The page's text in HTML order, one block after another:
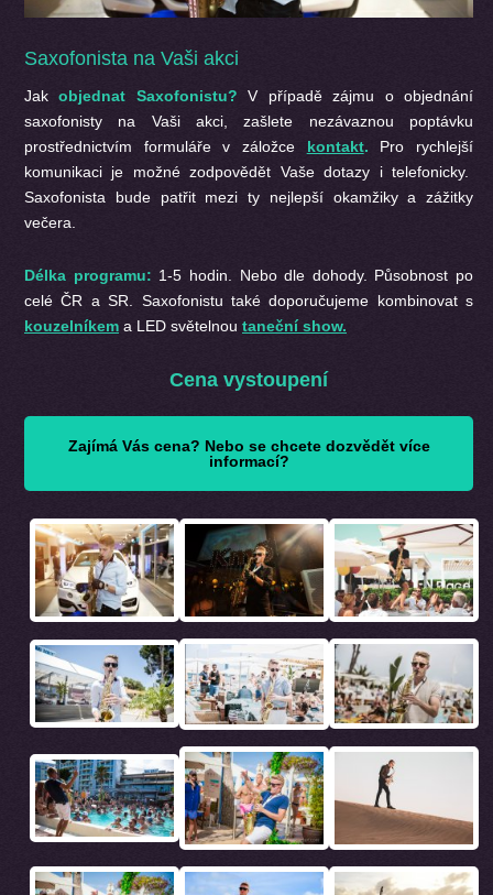
Saxofonista na Vaši akci
Jakobjednat Saxofonistu? V případě zájmu o objednání
saxofonisty na Vaši akci, zašlete nezávaznou poptávku
prostřednictvím formuláře v záložce kontakt. Pro rychlejší
komunikaci je možné zodpovědět Vaše dotazy i telefonicky.
Saxofonista bude patřit mezi ty nejlepší okamžiky a zážitky
večera.
Délka programu: 1-5 hodin. Nebo dle dohody. Působnost po
celé ČR a SR.
Saxofonistu také doporučujeme kombinovat s
kouzelníkem a LED světelnou taneční show.
Cena vystoupení
Zajímá Vás cena? Nebo se chcete dozvědět více
informací?